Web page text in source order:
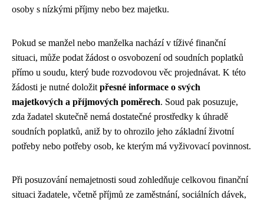
osoby s nízkými příjmy nebo bez majetku.
Pokud se manžel nebo manželka nachází v tíživé finanční
situaci, může podat žádost o osvobození od soudních poplatků
přímo u soudu, který bude rozvodovou věc projednávat. K této
žádosti je nutné doložit přesné informace o svých
majetkových a příjmových poměrech. Soud pak posuzuje,
zda žadatel skutečně nemá dostatečné prostředky k úhradě
soudních poplatků, aniž by to ohrozilo jeho základní životní
potřeby nebo potřeby osob, ke kterým má vyživovací povinnost.
Při posuzování nemajetnosti soud zohledňuje celkovou finanční
situaci žadatele, včetně příjmů ze zaměstnání, sociálních dávek,